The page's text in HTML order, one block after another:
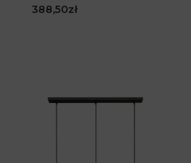
388,50zł